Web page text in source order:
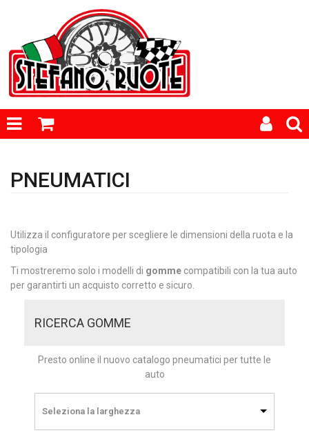
PNEUMATICI
Utilizza il configuratore per scegliere le dimensioni della ruota e la
tipologia
Ti mostreremo solo i modelli di gomme compatibili con la tua auto
per garantirti un acquisto corretto e sicuro.
RICERCA GOMME
Presto online il nuovo catalogo pneumatici per tutte le
auto
Seleziona la larghezza